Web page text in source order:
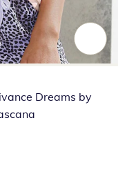
Preis: 14,99 €
Dreams by